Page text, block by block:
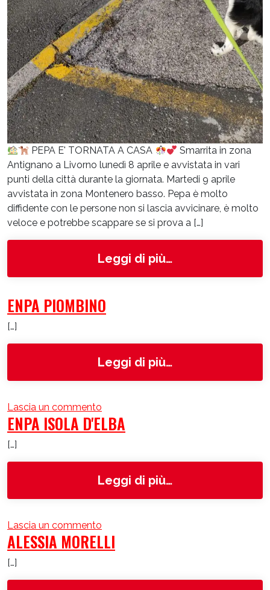
PEPA E' TORNATA A CASA
Smarrita in zona
Antignano a Livorno lunedì 8 aprile e avvistata in vari
punti della città durante la giornata. Martedi 9 aprile
avvistata in zona Montenero basso. Pepa è molto
diffidente con le persone non si lascia avvicinare, è molto
veloce e potrebbe scappare se si prova a […]
Leggi di più…from Pepa
ENPA PIOMBINO
[…]
Leggi di più…from ENPA
Lascia un commento
ENPA ISOLA D'ELBA
[…]
Leggi di più…from ENPA Isola
Lascia un commento
ALESSIA MORELLI
[…]